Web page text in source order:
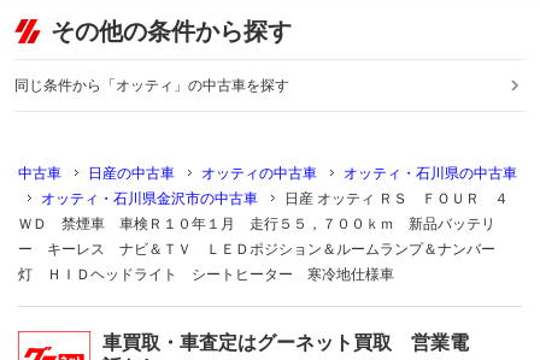
その他の条件から探す
同じ条件から「オッティ」の中古車を探す
中古車 日産の中古車 オッティの中古車
オッティ・石川県の中古車
オッティ・石川県金沢市の中古車
日産 オッティ ＲＳ ＦＯＵＲ ４
ＷＤ 禁煙車 車検Ｒ１０年１月 走行５５，７００ｋｍ 新品バッテリ
ー キーレス ナビ＆ＴＶ ＬＥＤポジション＆ルームランプ＆ナンバー
灯 ＨＩＤヘッドライト シートヒーター 寒冷地仕様車
車買取・車査定はグーネット買取 営業電